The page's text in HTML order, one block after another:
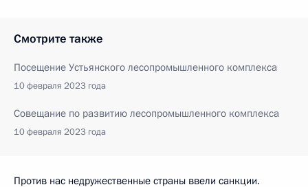
Смотрите также
Посещение Устьянского лесопромышленного комплекса
10 февраля 2023 года
Совещание по развитию лесопромышленного комплекса
10 февраля 2023 года
Против нас недружественные страны ввели санкции.